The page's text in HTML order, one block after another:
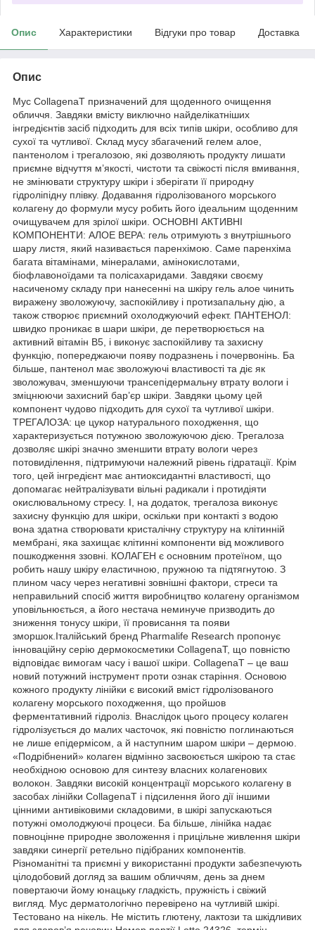
Опис Характеристики Відгуки про товар Доставка
Опис
Мус CollagenaT призначений для щоденного очищення
обличчя. Завдяки вмісту виключно найделікатніших
інгредієнтів засіб підходить для всіх типів шкіри, особливо для
сухої та чутливої. Склад мусу збагачений гелем алое,
пантенолом і трегалозою, які дозволяють продукту лишати
приємне відчуття м’якості, чистоти та свіжості після вмивання,
не змінювати структуру шкіри і зберігати її природну
гідроліпідну плівку. Додавання гідролізованого морського
колагену до формули мусу робить його ідеальним щоденним
очищувачем для зрілої шкіри. ОСНОВНІ АКТИВНІ
КОМПОНЕНТИ: АЛОЕ ВЕРА: гель отримують з внутрішнього
шару листя, який називається паренхімою. Саме паренхіма
багата вітамінами, мінералами, амінокислотами,
біофлавоноїдами та полісахаридами. Завдяки своєму
насиченому складу при нанесенні на шкіру гель алое чинить
виражену зволожуючу, заспокійливу і протизапальну дію, а
також створює приємний охолоджуючий ефект. ПАНТЕНОЛ:
швидко проникає в шари шкіри, де перетворюється на
активний вітамін B5, і виконує заспокійливу та захисну
функцію, попереджаючи появу подразнень і почервонінь. Ба
більше, пантенол має зволожуючі властивості та діє як
зволожувач, зменшуючи трансепідермальну втрату вологи і
зміцнюючи захисний бар’єр шкіри. Завдяки цьому цей
компонент чудово підходить для сухої та чутливої шкіри.
ТРЕГАЛОЗА: це цукор натурального походження, що
характеризується потужною зволожуючою дією. Трегалоза
дозволяє шкірі значно зменшити втрату вологи через
потовиділення, підтримуючи належний рівень гідратації. Крім
того, цей інгредієнт має антиоксидантні властивості, що
допомагає нейтралізувати вільні радикали і протидіяти
окислювальному стресу. І, на додаток, трегалоза виконує
захисну функцію для шкіри, оскільки при контакті з водою
вона здатна створювати кристалічну структуру на клітинній
мембрані, яка захищає клітинні компоненти від можливого
пошкодження ззовні. КОЛАГЕН є основним протеїном, що
робить нашу шкіру еластичною, пружною та підтягнутою. З
плином часу через негативні зовнішні фактори, стреси та
неправильний спосіб життя виробництво колагену організмом
уповільнюється, а його нестача неминуче призводить до
зниження тонусу шкіри, її провисання та появи
зморшок.Італійський бренд Pharmalife Research пропонує
інноваційну серію дермокосметики CollagenaT, що повністю
відповідає вимогам часу і вашої шкіри. CollagenaT – це ваш
новий потужний інструмент проти ознак старіння. Основою
кожного продукту лінійки є високий вміст гідролізованого
колагену морського походження, що пройшов
ферментативний гідроліз. Внаслідок цього процесу колаген
гідролізується до малих часточок, які повністю поглинаються
не лише епідермісом, а й наступним шаром шкіри – дермою.
«Подрібнений» колаген відмінно засвоюється шкірою та стає
необхідною основою для синтезу власних колагенових
волокон. Завдяки високій концентрації морського колагену в
засобах лінійки CollagenaT і підсилення його дії іншими
цінними антивіковими складовими, в шкірі запускаються
потужні омолоджуючі процеси. Ба більше, лінійка надає
повноцінне природне зволоження і прицільне живлення шкіри
завдяки синергії ретельно підібраних компонентів.
Різноманітні та приємні у використанні продукти забезпечують
цілодобовий догляд за вашим обличчям, день за днем
повертаючи йому юнацьку гладкість, пружність і свіжий
вигляд. Мус дерматологічно перевірено на чутливій шкірі.
Тестовано на нікель. Не містить глютену, лактози та шкідливих